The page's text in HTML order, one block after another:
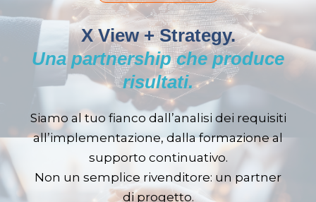
X View + Strategy.
Una partnership che produce
risultati.
Siamo al tuo fianco dall’analisi dei requisiti
all’implementazione, dalla formazione al
supporto continuativo.
Non un semplice rivenditore: un partner
di progetto.